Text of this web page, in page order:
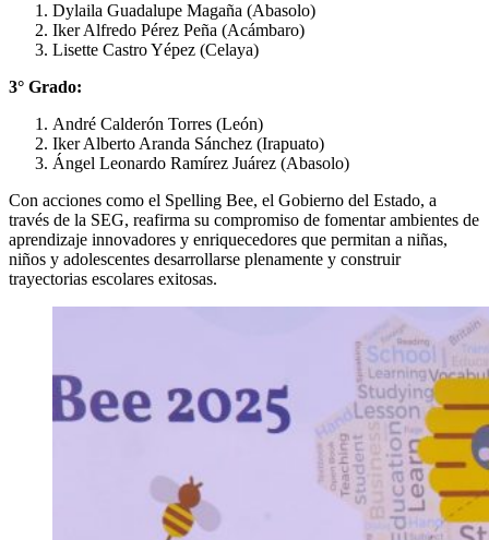
Dylaila Guadalupe Magaña (Abasolo)
Iker Alfredo Pérez Peña (Acámbaro)
Lisette Castro Yépez (Celaya)
3° Grado:
André Calderón Torres (León)
Iker Alberto Aranda Sánchez (Irapuato)
Ángel Leonardo Ramírez Juárez (Abasolo)
Con acciones como el Spelling Bee, el Gobierno del Estado, a
través de la SEG, reafirma su compromiso de fomentar ambientes de
aprendizaje innovadores y enriquecedores que permitan a niñas,
niños y adolescentes desarrollarse plenamente y construir
trayectorias escolares exitosas.